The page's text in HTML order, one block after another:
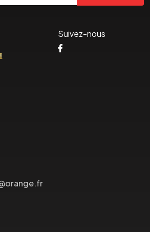
Suivez-nous